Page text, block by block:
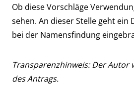
Ob diese Vorschläge
sehen. An dieser Stelle geht ein
bei der Namensfindung
Transparenzhinweis: Der Autor
des Antrags.